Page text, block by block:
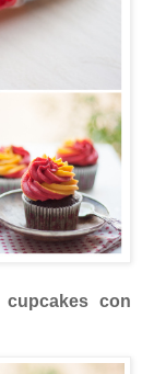
cupcakes con